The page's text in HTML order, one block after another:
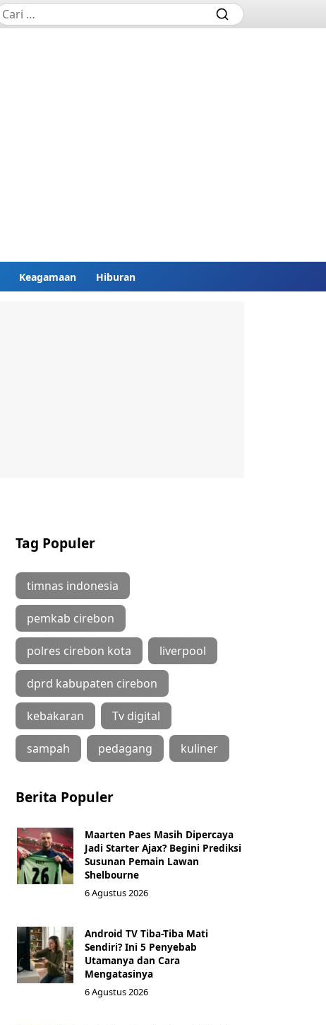
Keagamaan Hiburan
Tag Populer
timnas indonesia
pemkab cirebon
polres cirebon kota liverpool
dprd kabupaten cirebon
kebakaran Tv digital
sampah pedagang kuliner
Berita Populer
Maarten Paes Masih Dipercaya
Jadi Starter Ajax? Begini Prediksi
Susunan Pemain Lawan
Shelbourne
6 Agustus 2026
Android TV Tiba-Tiba Mati
Sendiri? Ini 5 Penyebab
Utamanya dan Cara
Mengatasinya
6 Agustus 2026